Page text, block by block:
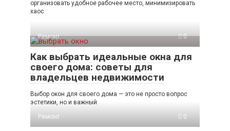
организовать удобное рабочее место, минимизировать
хаос
Ремонт 0
Как выбрать идеальные окна для
своего дома: советы для
владельцев недвижимости
Выбор окон для своего дома — это не просто вопрос
эстетики, но и важный
Ремонт
0